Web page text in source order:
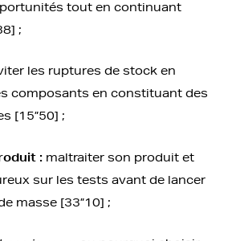
tout en continuant
;
les ruptures de stock en
composants en constituant des
[15”50] ;
: maltraiter son produit et
sur les tests avant de lancer
masse [33”10] ;